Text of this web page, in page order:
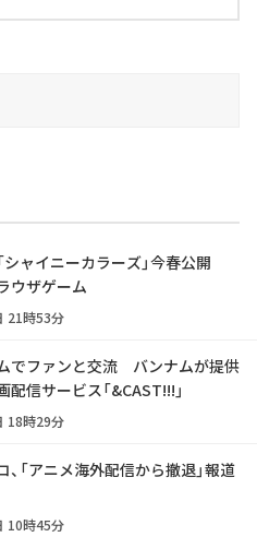
シャイニーカラーズ」今春公開
ウザゲーム
21時53分
でファンと交流 バンナムが提供
信サービス「&CAST!!!」
18時29分
「アニメ海外配信から撤退」報道
10時45分